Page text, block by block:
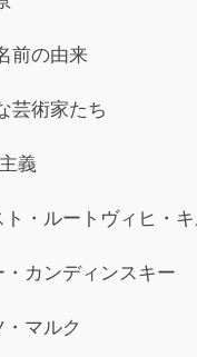
前の由来
芸術家たち
義
ト・ルートヴィヒ・
・カンディンスキー
マルク